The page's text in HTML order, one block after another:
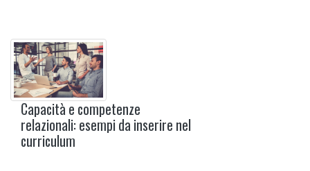
Capacità e competenze
relazionali: esempi da inserire nel
curriculum